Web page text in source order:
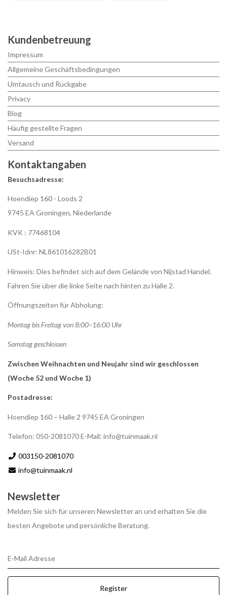
Kundenbetreuung
Impressum
Allgemeine Geschäftsbedingungen
Umtausch und Rückgabe
Privacy
Blog
Häufig gestellte Fragen
Versand
Kontaktangaben
Besuchsadresse:
Hoendiep 160 - Loods 2
9745 EA Groningen, Niederlande
KVK : 77468104
USt-Idnr: NL861016282B01
Hinweis: Dies befindet sich auf dem Gelände von Nijstad Handel.
Fahren Sie über die linke Seite nach hinten zu Halle 2.
Öffnungszeiten für Abholung:
Montag bis Freitag von 8:00–16:00 Uhr
Samstag geschlossen
Zwischen Weihnachten und Neujahr sind wir geschlossen
(Woche 52 und Woche 1)
Postadresse:
Hoendiep 160 – Halle 2 9745 EA Groningen
Telefon: 050-2081070 E-Mail: info@tuinmaak.nl
003150-2081070
info@tuinmaak.nl
Newsletter
Melden Sie sich für unseren Newsletter an und erhalten Sie die
besten Angebote und persönliche Beratung.
E-Mail Adresse
Register